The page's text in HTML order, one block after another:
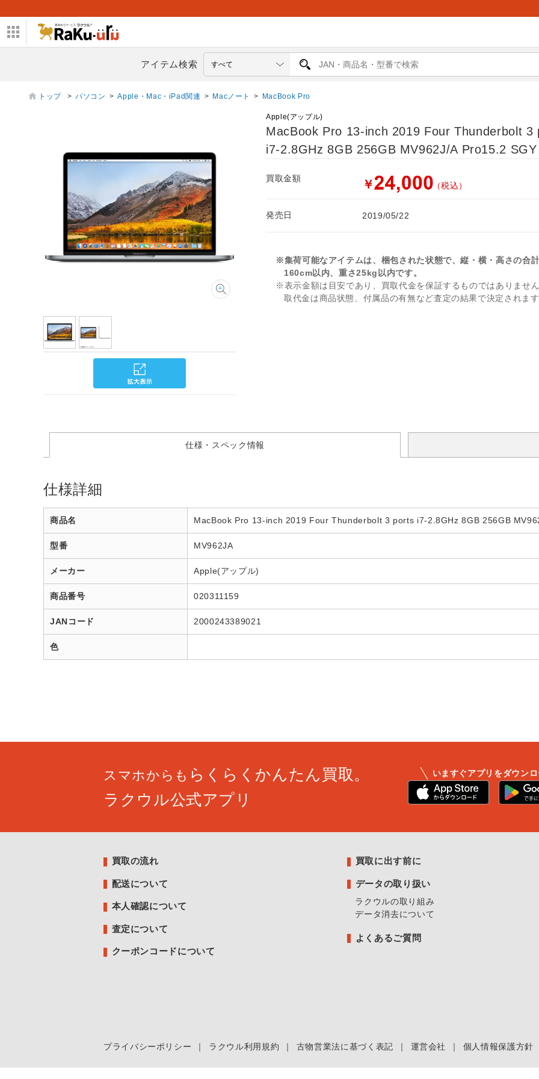
アイテム検索
トップ > パソコン > Apple・Mac・iPad関連 > Macノート > MacBook Pro
Apple(アップル)
MacBook Pro 13-inch 2019 Four Thunderbolt 3
i7-2.8GHz 8GB 256GB MV962J/A Pro15.2 SGY
買取金額 ￥ （税込）
発売日 2019/05/22
※集荷可能なアイテムは、梱包された状態で、縦・横・高さの合
160cm以内、重さ25kg以内です。
※表示金額は目安であり、買取代金を保証するものではありませ
取代金は商品状態、付属品の有無など査定の結果で決定されま
仕様・スペック情報
仕様詳細
商品名 MacBook Pro 13-inch 2019 Four Thunderbolt 3 ports i7-2.8GHz 8GB 256GB
型番 MV962JA
メーカー Apple(アップル)
商品番号 020311159
JANコード 2000243389021
色
スマホからも らくらくかんたん買取。
ラクウル公式アプリ
いますぐアプリをダウン
買取の流れ
配送について
本人確認について
査定について
クーポンコードについて
買取に出す前に
データの取り扱い
ラクウルの取り組み
データ消去について
よくあるご質問
プライバシーポリシー ｜ ラクウル利用規約 ｜ 古物営業法に基づく表記 ｜ 運営会社 ｜ 個人情報保護方針